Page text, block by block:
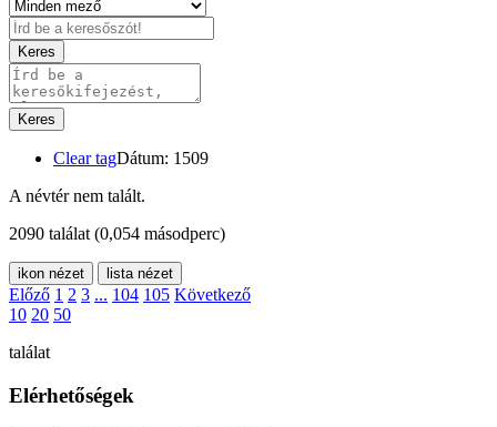
Keres
Keres
Clear tagDátum: 1509
A névtér nem talált.
2090 találat (0,054 másodperc)
ikon nézet lista nézet
Előző 1 2 3 ... 104 105 Következő
10 20 50
találat
Elérhetőségek